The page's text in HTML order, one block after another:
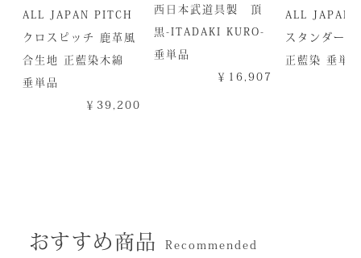
ALL JAPAN PITCH
クロスピッチ 鹿革風
合生地 正藍染木綿
垂単品
￥39,200
西日本武道具製 頂
黒-ITADAKI KURO-
垂単品
￥16,907
ALL JAPAN
スタンダー
正藍染 垂単
おすすめ商品 Recommended